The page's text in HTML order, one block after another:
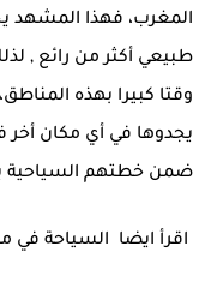
المغرب، فهذا المشهد
طبيعي أكثر من رائع ,
وقتا كبيرا بهذه
يجدوها في أي مكان أخر
ضمن خطتهم السياحية
اقرأ ايضا السياحة في